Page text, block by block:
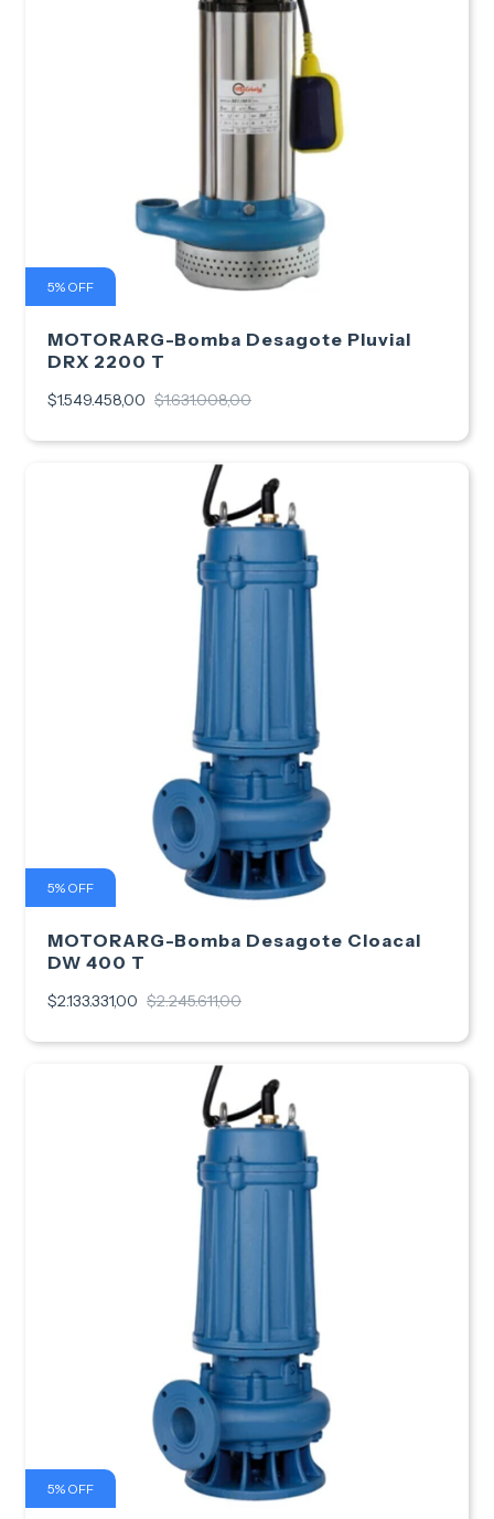
5% OFF
MOTORARG-Bomba Desagote Pluvial
DRX 2200 T
$1.549.458,00 $1.631.008,00
5% OFF
MOTORARG-Bomba Desagote Cloacal
DW 400 T
$2.133.331,00 $2.245.611,00
5% OFF